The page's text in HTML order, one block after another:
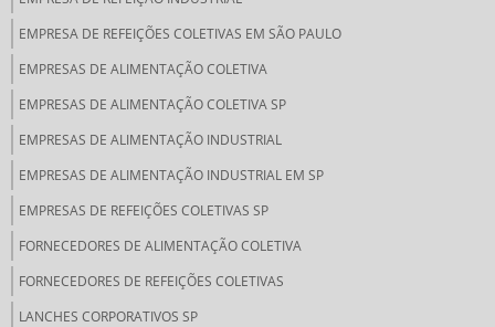
EMPRESA DE REFEIÇÕES COLETIVAS EM SÃO PAULO
EMPRESAS DE ALIMENTAÇÃO COLETIVA
EMPRESAS DE ALIMENTAÇÃO COLETIVA SP
EMPRESAS DE ALIMENTAÇÃO INDUSTRIAL
EMPRESAS DE ALIMENTAÇÃO INDUSTRIAL EM SP
EMPRESAS DE REFEIÇÕES COLETIVAS SP
FORNECEDORES DE ALIMENTAÇÃO COLETIVA
FORNECEDORES DE REFEIÇÕES COLETIVAS
LANCHES CORPORATIVOS SP